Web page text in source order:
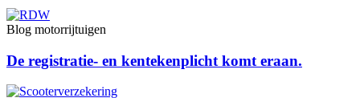
Blog motorrijtuigen
De registratie- en kentekenplicht komt eraan.